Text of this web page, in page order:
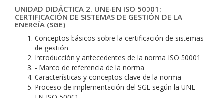
UNIDAD DIDÁCTICA 2. UNE-EN ISO 50001:
CERTIFICACIÓN DE SISTEMAS DE GESTIÓN DE LA
ENERGÍA (SGE)
Conceptos básicos sobre la certificación de sistemas
de gestión
Introducción y antecedentes de la norma ISO 50001
- Marco de referencia de la norma
Características y conceptos clave de la norma
Proceso de implementación del SGE según la UNE-